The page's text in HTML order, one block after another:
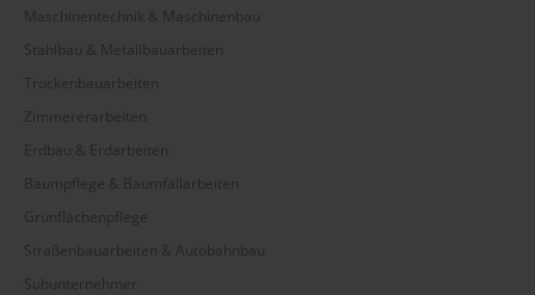
Maschinentechnik & Maschinenbau
Stahlbau & Metallbauarbeiten
Trockenbauarbeiten
Zimmererarbeiten
Erdbau & Erdarbeiten
Baumpflege & Baumfällarbeiten
Grünflächenpflege
Straßenbauarbeiten & Autobahnbau
Subunternehmer